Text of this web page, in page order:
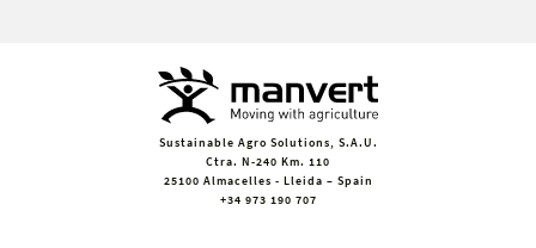
Sustainable Agro Solutions, S.A.U.
Ctra. N-240 Km. 110
25100 Almacelles - Lleida – Spain
+34 973 190 707